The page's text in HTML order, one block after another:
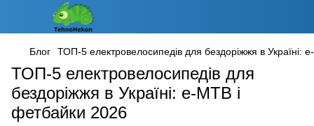
Блог ТОП-5 електровелосипедів для бездоріжжя в Україні:
ТОП-5 електровелосипедів для
бездоріжжя в Україні: e-MTB і
фетбайки 2026